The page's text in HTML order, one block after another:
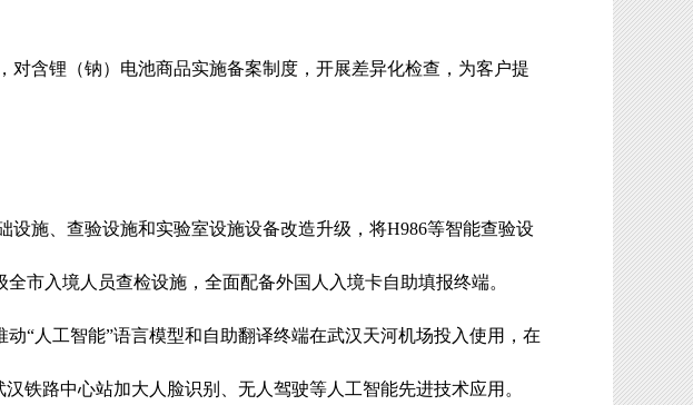
含锂（钠）电池商品实施备案制度，开展差异化检查，为客户提
设施、查验设施和实验室设施设备改造升级，将H986等智能查验设
市入境人员查检设施，全面配备外国人入境卡自助填报终端。
动“人工智能”语言模型和自助翻译终端在武汉天河机场投入使用，在
铁路中心站加大人脸识别、无人驾驶等人工智能先进技术应用。